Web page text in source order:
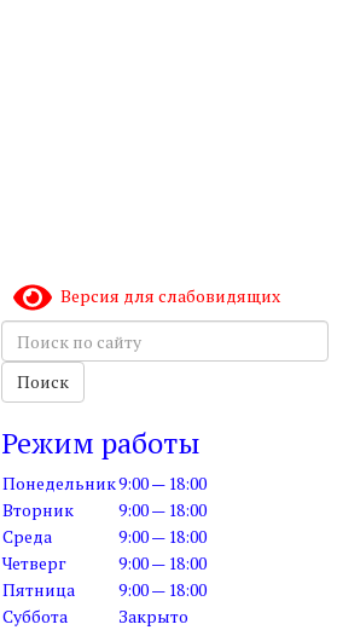
Версия для слабовидящих
Поиск
по
сайту
Поиск
Режим работы
Понедельник9:00 — 18:00
Вторник
9:00 — 18:00
Среда
9:00 — 18:00
Четверг
9:00 — 18:00
Пятница
9:00 — 18:00
Суббота
Закрыто